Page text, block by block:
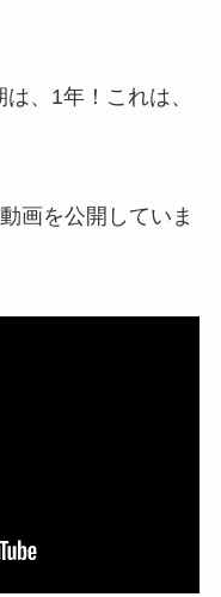
、1年！これは、
画を公開していま